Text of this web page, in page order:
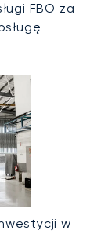
FBO za
w